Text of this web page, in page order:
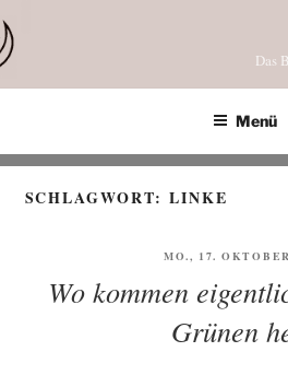
Inhalt
springen
Das
Menü
SCHLAGWORT:LINKE
VERÖFFENTLICHT
MO., 17.
Wo kommen
Grünen